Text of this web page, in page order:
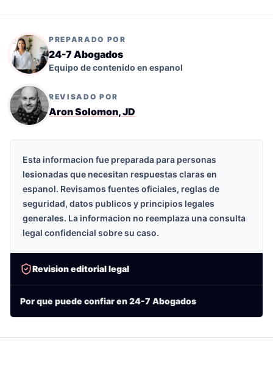
PREPARADO POR
24-7 Abogados
Equipo de contenido en espanol
REVISADO POR
Aron Solomon, JD
Esta informacion fue preparada para personas
lesionadas que necesitan respuestas claras en
espanol. Revisamos fuentes oficiales, reglas de
seguridad, datos publicos y principios legales
generales. La informacion no reemplaza una consulta
legal confidencial sobre su caso.
Revision editorial legal
Por que puede confiar en 24-7 Abogados